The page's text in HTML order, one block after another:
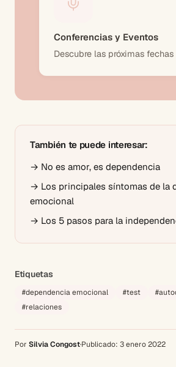
Conferencias y Eventos
Descubre las próximas fechas
También te puede interesar:
→ No es amor, es dependencia
→ Los principales síntomas de la
emocional
→ Los 5 pasos para la
Etiquetas
#dependencia emocional #test #
#relaciones
Por Silvia Congost·Publicado: 3 enero 2022